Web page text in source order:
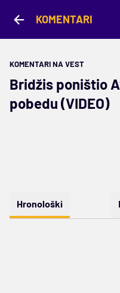
KOMENTARI
KOMENTARI NA VEST
Bridžis poništio
pobedu (VIDEO)
Hronološki